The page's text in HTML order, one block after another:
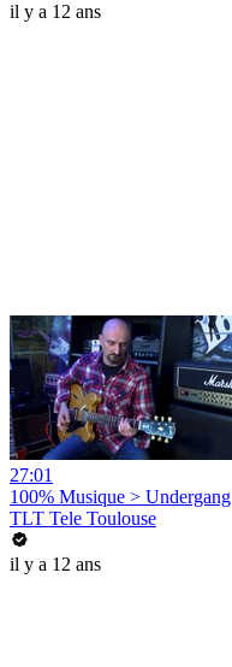
il y a 12 ans
27:01
100% Musique > Undergang
TLT Tele Toulouse
il y a 12 ans